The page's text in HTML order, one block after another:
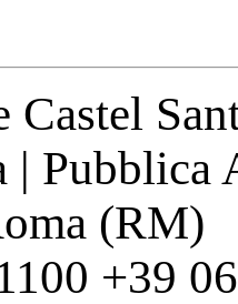
Castel
| Pubblica
(RM)
+39